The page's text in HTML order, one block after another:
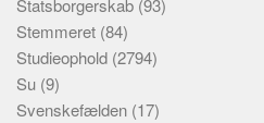
Statsborgerskab (93)
Stemmeret (84)
Studieophold (2794)
Su (9)
Svenskefælden (17)